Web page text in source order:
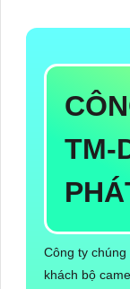
TM-
Công ty
khách bộ